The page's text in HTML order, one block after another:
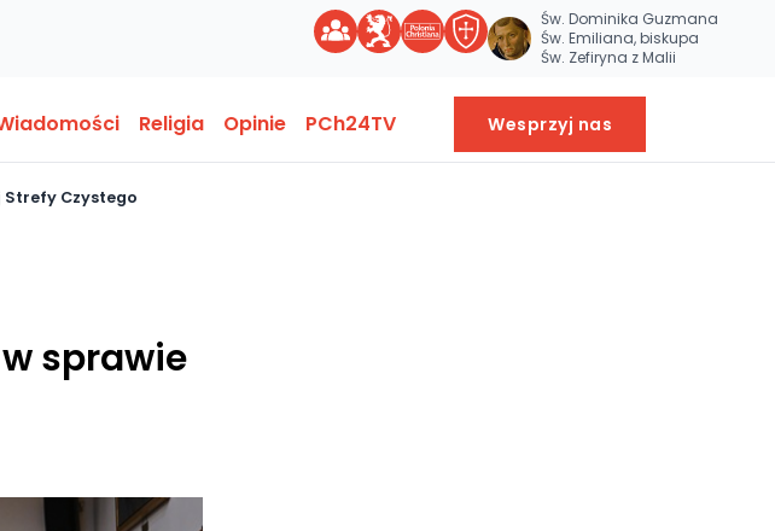
Św. Dominika Guzmana
Św. Emiliana, biskupa
Św. Zefiryna z Malii
Religia Opinie PCh24TV Wesprzyj nas
Strefy Czystego
sprawie